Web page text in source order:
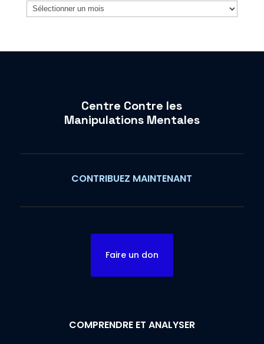
Archives
Centre Contre les
Manipulations Mentales
CONTRIBUEZ MAINTENANT
Faire un don
COMPRENDRE ET ANALYSER